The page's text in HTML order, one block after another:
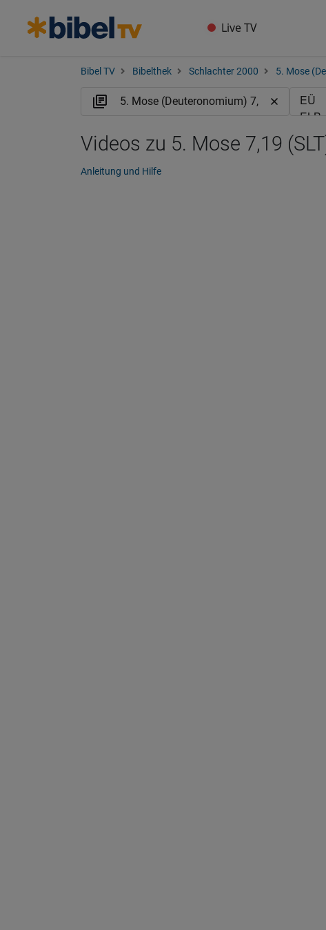
Live TV
Bibel TV Bibelthek Schlachter 2000 5. Mose
Videos zu 5. Mose 7,19
Anleitung und Hilfe